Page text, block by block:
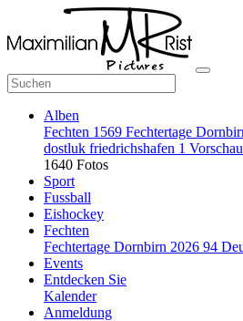
Alben
Fechten 1569 Fechtertage
dostluk friedrichshafen 1 Vorschau
1640 Fotos
Sport
Fussball
Eishockey
Fechten
Fechtertage Dornbirn 2026 94
Events
Entdecken Sie
Kalender
Anmeldung